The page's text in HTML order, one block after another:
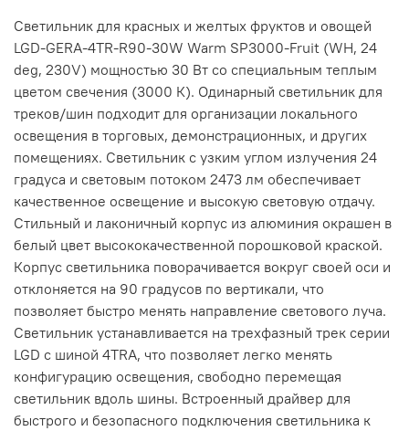
Светильник для красных и желтых фруктов и овощей
LGD-GERA-4TR-R90-30W Warm SP3000-Fruit (WH, 24
deg, 230V) мощностью 30 Вт со специальным теплым
цветом свечения (3000 К). Одинарный светильник для
треков/шин подходит для организации локального
освещения в торговых, демонстрационных, и других
помещениях. Светильник с узким углом излучения 24
градуса и световым потоком 2473 лм обеспечивает
качественное освещение и высокую световую отдачу.
Стильный и лаконичный корпус из алюминия окрашен в
белый цвет высококачественной порошковой краской.
Корпус светильника поворачивается вокруг своей оси и
отклоняется на 90 градусов по вертикали, что
позволяет быстро менять направление светового луча.
Светильник устанавливается на трехфазный трек серии
LGD с шиной 4TRA, что позволяет легко менять
конфигурацию освещения, свободно перемещая
светильник вдоль шины. Встроенный драйвер для
быстрого и безопасного подключения светильника к